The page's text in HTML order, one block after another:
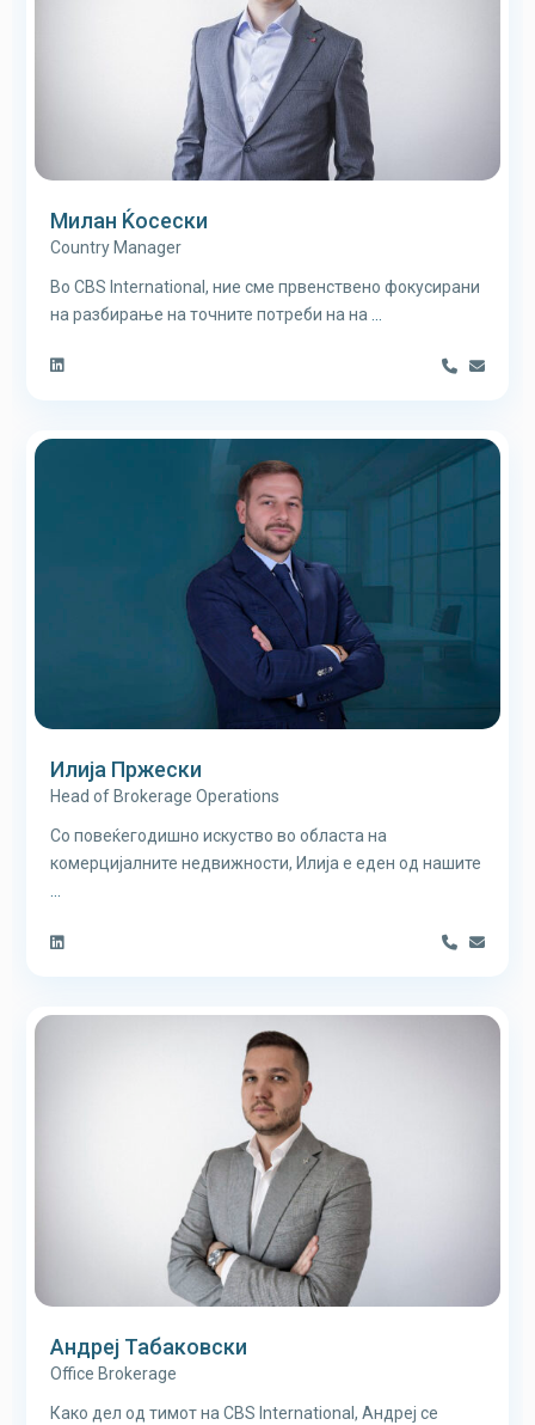
Милан Ќосески
Country Manager
Во CBS International, ние сме првенствено фокусирани
на разбирање на точните потреби на на
Илија Пржески
Head of Brokerage Operations
Со повеќегодишно искуство во областа на
комерцијалните недвижности, Илија е еден од нашите
...
Андреј Табаковски
Office Brokerage
Како дел од тимот на CBS International, Андреј се